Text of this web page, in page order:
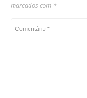
marcados com *